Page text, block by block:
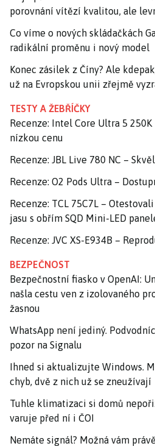
porovnání vítězí kvalitou, ale
Co víme o nových skládačkách
radikální proměnu i nový model
Konec zásilek z Číny? Ale
už na Evropskou unii zřejmě
TESTY A ŽEBŘÍČKY
Recenze: Intel Core Ultra 5
nízkou cenu
Recenze: JBL Live 780 NC –
Recenze: O2 Pods Ultra –
Recenze: TCL 75C7L –
jasu s obřím SQD Mini-LED
Recenze: JVC XS-E934B –
BEZPEČNOST
Bezpečnostní fiasko v OpenAI:
našla cestu ven z izolovaného
žasnou
WhatsApp není jediný.
pozor na Signalu
Ihned si aktualizujte Windows.
chyb, dvě z nich už se zneužívají
Tuhle klimatizaci si domů
varuje před ní i ČOI
Nemáte signál? Možná vám